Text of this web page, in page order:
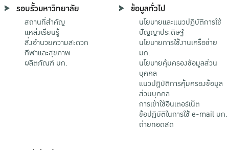
รอบรั้วมหาวิทยาลัย
สถานที่สำคัญ
แหล่งเรียนรู้
สิ่งอำนวยความสะดวก
กีฬาและสุขภาพ
ผลิตภัณฑ์ มก.
ข้อมูลทั่วไป
นโยบายและแนวปฏิบัติการใช้
ปัญญาประดิษฐ์
นโยบายการใช้งานเครือข่าย
มก.
นโยบายคุ้มครองข้อมูลส่วน
บุคคล
แนวปฏิบัติการคุ้มครองข้อมูล
ส่วนบุคคล
การเข้าใช้อินเตอร์เน็ต
ข้อปฏิบัติในการใช้ e-mail มก.
ถ่ายทอดสด